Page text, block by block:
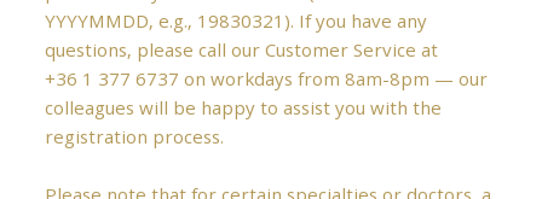
YYYYMMDD, e.g., 19830321). If you have any
questions, please call our Customer Service at
+36 1 377 6737 on workdays from 8am-8pm — our
colleagues will be happy to assist you with the
registration process.
Please note that for certain specialties or doctors, a